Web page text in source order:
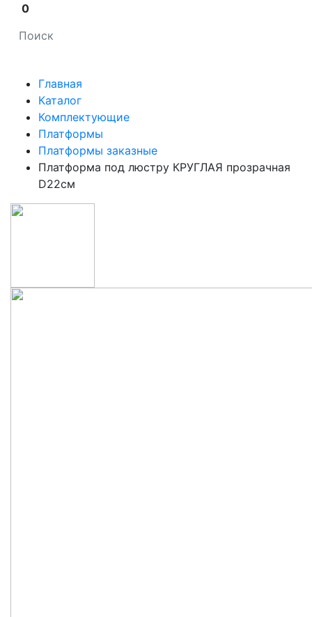
0
Главная
Каталог
Комплектующие
Платформы
Платформы заказные
Платформа под люстру КРУГЛАЯ прозрачная
D22см